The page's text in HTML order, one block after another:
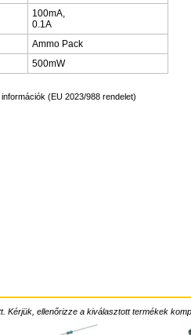
100mA,
0.1A
Ammo Pack
500mW
(EU 2023/988 rendelet)
ellenőrizze a kiválasztott termékek